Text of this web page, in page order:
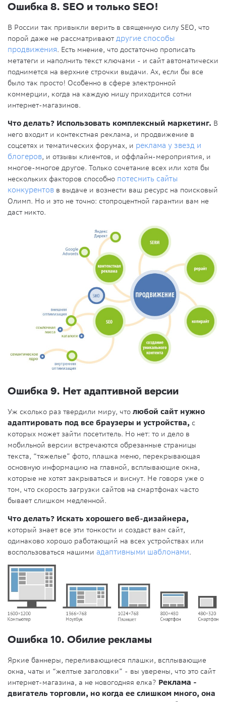
Ошибка 8. SEO и только SEO!
В России так привыкли верить в священную силу SEO, что
порой даже не рассматривают другие способы
продвижения. Есть мнение, что достаточно прописать
метатеги и наполнить текст ключами - и сайт автоматически
поднимется на верхние строчки выдачи. Ах, если бы все
было так просто! Особенно в сфере электронной
коммерции, когда на каждую нишу приходится сотни
интернет-магазинов.
Что делать? Использовать комплексный маркетинг. В
него входит и контекстная реклама, и продвижение в
соцсетях и тематических форумах, и реклама у звезд и
блогеров, и отзывы клиентов, и оффлайн-мероприятия, и
многое-многое другое. Только сочетание всех или хотя бы
нескольких факторов способно потеснить сайты
конкурентов в выдаче и вознести ваш ресурс на поисковый
Олимп. Но и это не точно: стопроцентной гарантии вам не
даст никто.
Ошибка 9. Нет адаптивной версии
Уж сколько раз твердили миру, что любой сайт нужно
адаптировать под все браузеры и устройства, с
которых может зайти посетитель. Но нет: то и дело в
мобильной версии встречаются обрезанные страницы
текста, “тяжелые” фото, плашка меню, перекрывающая
основную информацию на главной, всплывающие окна,
которые не хотят закрываться и виснут. Не говоря уже о
том, что скорость загрузки сайтов на смартфонах часто
бывает слишком медленной.
Что делать? Искать хорошего веб-дизайнера,
который знает все эти тонкости и создаст вам сайт,
одинаково хорошо работающий на всех устройствах или
воспользоваться нашими адаптивными шаблонами.
Ошибка 10. Обилие рекламы
Яркие баннеры, переливающиеся плашки, всплывающие
окна, чаты и “желтые заголовки” - вы уверены, что это сайт
интернет-магазина, а не новогодняя елка? Реклама -
двигатель торговли, но когда ее слишком много, она